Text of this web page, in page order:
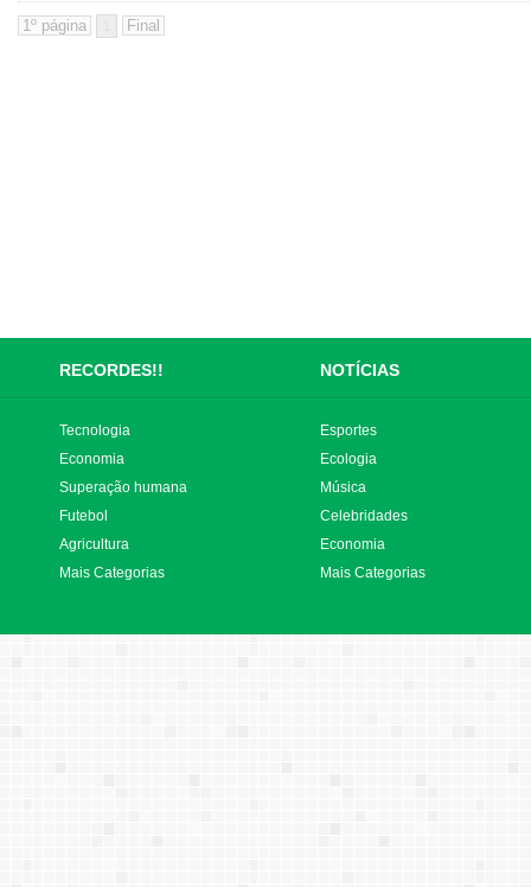
RECORDES!! NOTÍCIAS
Tecnologia
Economia
Superação humana
Futebol
Agricultura
Mais Categorias
Esportes
Ecologia
Música
Celebridades
Economia
Mais Categorias